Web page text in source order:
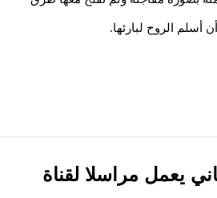
أسلم الروح لبارئها.
يعمل مراسلا لقناة